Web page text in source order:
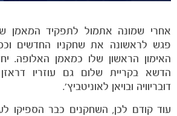
אחרי שמונה אתמול לתפקיד המאמן
פגש לראשונה את שחקניו החדשים
האימון הראשון שלו כמאמן האלופה.
הדשא בקריית שלום גם עוזריו
דובריוויה ובויאן לאוניטביץ'.
עוד קודם לכן, השחקנים כבר הספיקו